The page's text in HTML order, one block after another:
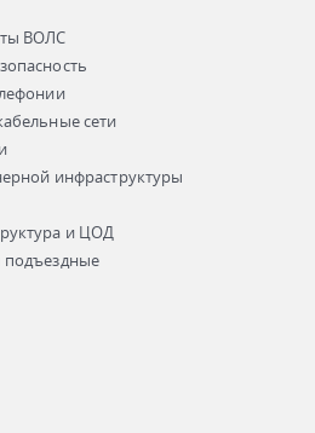
ВОЛС
сети
инфраструктуры
и ЦОД